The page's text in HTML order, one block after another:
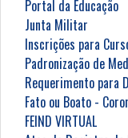
Portal da Educação
Junta Militar
Inscrições para
Padronização de
Requerimento para
Fato ou Boato -
FEIND VIRTUAL